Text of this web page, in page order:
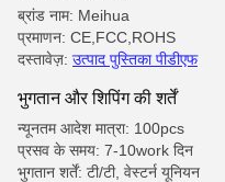
ब्रांड नाम: Meihua
प्रमाणन: CE,FCC,ROHS
दस्तावेज़: उत्पाद पुस्तिका पीडीएफ
भुगतान और शिपिंग की शर्तें
न्यूनतम आदेश मात्रा: 100pcs
प्रसव के समय: 7-10work दिन
भुगतान शर्तें: टी/टी, वेस्टर्न यूनियन